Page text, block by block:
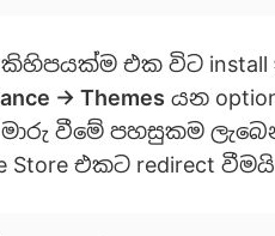
කිහිපයක්ම එක විට
-> Themes යන
වීමේ පහසුකම
Store එකට redirect